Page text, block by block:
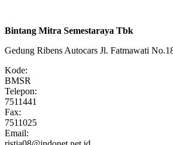
Bintang Mitra Semestaraya Tbk
Gedung Ribens Autocars Jl. Fatmawati
Kode:
BMSR
Telepon:
7511441
Fax:
7511025
Email: